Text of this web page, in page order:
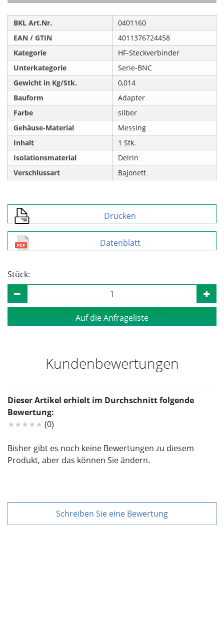
BKL Art.Nr.
0401160
EAN / GTIN
4011376724458
Kategorie
HF-Steckverbinder
Unterkategorie
Serie-BNC
Gewicht in Kg/Stk.
0,014
Bauform
Adapter
Farbe
silber
Gehäuse-Material
Messing
Inhalt
1 Stk.
Isolationsmaterial
Delrin
Verschlussart
Bajonett
Drucken
Datenblatt
Stück:
Auf die Anfrageliste
Kundenbewertungen
Dieser Artikel erhielt im Durchschnitt folgende
Bewertung:
★★★★★ (0)
Bisher gibt es noch keine Bewertungen zu diesem
Produkt, aber das können Sie ändern.
Schreiben Sie eine Bewertung